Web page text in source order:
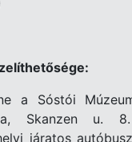
a Sóstói
Skanzen u. 8.
járatos